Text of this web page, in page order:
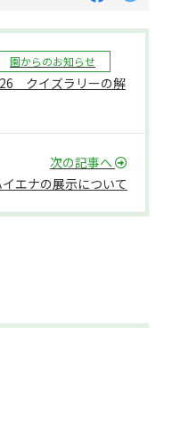
園からのお知らせ
クイズラリーの解
次の記事へ
エナの展示について